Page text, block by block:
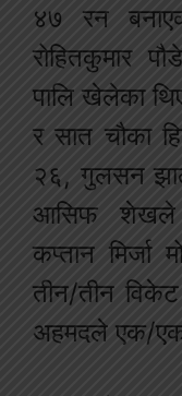
४७ रन
रोहितकुमार
पालि खेलेका
र सात चौका
२६, गुलसन
आसिफ शेखले
कप्तान
तीन/तीन
अहमदले एक/एक